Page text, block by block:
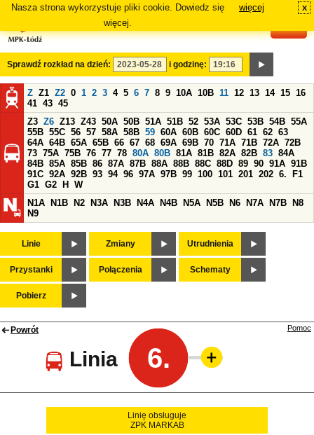
Nasza strona wykorzystuje pliki cookie. Dowiedz się
więcej.
więcej x
Sprawdź rozkład na dzień: i godzinę:
Z Z1 Z2 0 1 2 3 4 5 6 7 8 9 10A 10B 11 12 13 14 15 16
41 43 45
Z3 Z6 Z13 Z43 50A 50B 51A 51B 52 53A 53C 53B 54B 55A
55B 55C 56 57 58A 58B 59 60A 60B 60C 60D 61 62 63
64A 64B 65A 65B 66 67 68 69A 69B 70 71A 71B 72A 72B
73 75A 75B 76 77 78 80A 80B 81A 81B 82A 82B 83 84A
84B 85A 85B 86 87A 87B 88A 88B 88C 88D 89 90 91A 91B
91C 92A 92B 93 94 96 97A 97B 99 100 101 201 202 6.
F1
G1 G2 H
W
N1A
N1B N2 N3A N3B N4A N4B N5A N5B N6 N7A N7B
N8
N9
Linie Zmiany Utrudnienia
Przystanki Połączenia Schematy
Pobierz
Powrót
Linia 6.
Pomoc
Linię obsługuje
ZPK MARKAB